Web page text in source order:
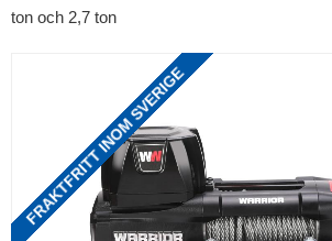
ton och 2,7 ton
FRAKTFRITT INOM SVERIGE